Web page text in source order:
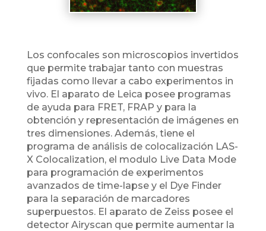
Los confocales son microscopios invertidos
que permite trabajar tanto con muestras
fijadas como llevar a cabo experimentos in
vivo. El aparato de Leica posee programas
de ayuda para FRET, FRAP y para la
obtención y representación de imágenes en
tres dimensiones. Además, tiene el
programa de análisis de colocalización LAS-
X Colocalization, el modulo Live Data Mode
para programación de experimentos
avanzados de time-lapse y el Dye Finder
para la separación de marcadores
superpuestos. El aparato de Zeiss posee el
detector Airyscan que permite aumentar la